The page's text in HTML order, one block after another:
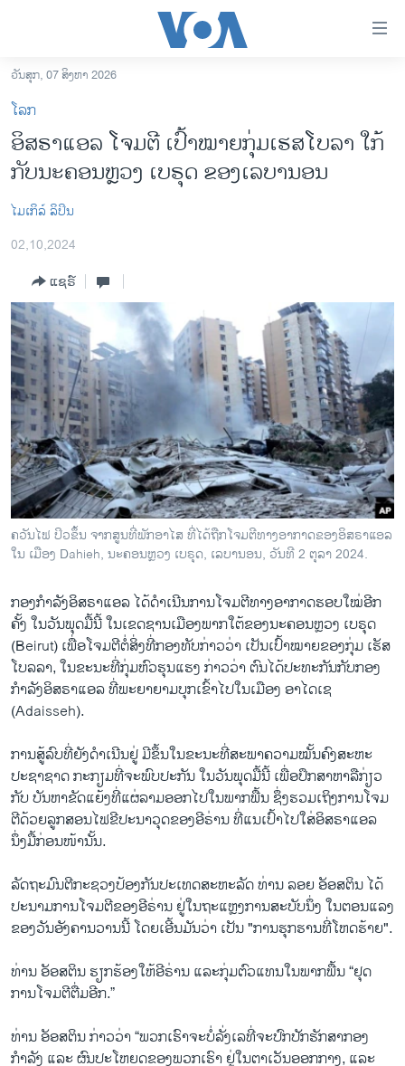
ເຂົ້າ
ຫາ
ຂ້າມ
ຂ້າມ
ຂ້າມ
ຫາ
ຊອກ
ຄົ້ນ
ລາວ
ອາເມຣິກາ
ການເລືອກຕັ້ງ ປະທານາທີບໍດີ ສະຫະລັດ 2024
ໂລກ
ເອເຊຍ
ອິດສະຫຼະພາບດ້ານການຂ່າວ
ຊີວິດຊາວລາວ
ຊຸມຊົນຊາວລາວ
ວິທະຍາສາດ-ເທັກໂນໂລຈີ
ທຸລະກິດ
ພາສາອັງກິດ
ວີດີໂອ
ສຽງ
ລາຍງານ
ຕິດຕາມພວກເຮົາ ທີ່
ພາສາຕ່າງໆ
ວັນສຸກ, 07 ສິງຫາ 2026
ໂລກ
ອິສຣາແອລ ໂຈມຕີ ເປົ້າໝາຍກຸ່ມເຮສໂບລາ ໃກ້
ກັບນະຄອນຫຼວງ ເບຣຸດ ຂອງເລບານອນ
ໄມ​ເກິ​ລ໌ ​ລິ​ປິນ
02,10,2024
ແຊຣ໌
ຄວັນໄຟ ປິວຂຶ້ນ ຈາກສູນທີ່ພັກອາໄສ ທີ່ໄດ້ຖືກໂຈມຕີທາງອາກາດຂອງອິສຣາແອລ
ໃນ ເມືອງ Dahieh, ນະຄອນຫຼວງ ເບຣຸດ, ເລບານອນ, ວັນທີ 2 ຕຸລາ 2024.
ກອງກຳລັງອິສຣາແອລ ໄດ້ດຳເນີນການໂຈມຕີທາງອາກາດຮອບໃໝ່ອີກ
ຄັ້ງ ໃນວັນພຸດມື້ນີ້ ໃນເຂດຊານເມືອງພາກໃຕ້ຂອງນະຄອນຫຼວງ ເບຣຸດ
(Beirut) ເພື່ອໂຈມຕີຕໍ່ສິ່ງທີ່ກອງທັບກ່າວວ່າ ເປັນເປົ້າໝາຍຂອງກຸ່ມ ເຮັສ
ໂບລລາ, ໃນຂະນະທີ່ກຸ່ມຫົວຮຸນແຮງ ກ່າວວ່າ ຕົນໄດ້ປະທະກັນກັບກອງ
ກຳລັງອິສຣາແອລ ທີ່ພະຍາຍາມບຸກເຂົ້າໄປໃນເມືອງ ອາໄດເຊ
(Adaisseh).
ການ​ສູ້​ລົບ​ທີ່ຍັງດຳເນີນຢູ່ ​ມີ​ຂຶ້ນ​ໃນ​ຂະນະ​ທີ່​ສະພາ​ຄວາມ​ໝັ້ນຄົງ​ສະຫະ​
ປະຊາ​ຊາດ​ ກະກຽມ​ທີ່​ຈະ​ພົບ​ປະກັນ​ ໃນ​ວັນ​ພຸດ​ມື້​ນີ້ ​ເພື່ອ​ປຶກສາ​ຫາລື​ກ່ຽວ​
ກັບ ​ບັນຫາຂັດແຍ້ງ​ທີ່​ແຜ່​ລາມ​ອອກ​ໄປ​ໃນ​ພາກພື້ນ ຊຶ່ງ​ຮວມເຖິງ​ການ​ໂຈມ​
ຕີ​ດ້ວຍ​ລູກ​ສອນ​ໄຟ​ຂີ​ປະ​ນາ​ວຸດ​ຂອງ​ອີຣ່ານ ​ທີ່​ແນ​ເປົ້າໄປໃສ່​ອິສຣາ​ແອ​ລ ​
ນຶ່ງ​ມື້ກ່ອນ​ໜ້າ​ນັ້ນ.
ລັດຖະມົນຕີກະຊວງປ້ອງກັນປະເທດສະຫະລັດ ທ່ານ ລອຍ ອັອສຕິນ ໄດ້
ປະນາມການໂຈມຕີຂອງອີຣ່ານ ຢູ່ໃນຖະແຫຼງການສະບັບນຶ່ງ ໃນຕອນແລງ
ຂອງວັນອັງຄານວານນີ້ ໂດຍເອີ້ນມັນວ່າ ເປັນ "ການຮຸກຮານທີ່ໂຫດຮ້າຍ".
ທ່ານ ອັອສຕິນ ຮຽກຮ້ອງໃຫ້ອີຣ່ານ ແລະກຸ່ມຕົວແທນໃນພາກພື້ນ “ຢຸດ
ການໂຈມຕີຕື່ມອີກ.”
ທ່ານ ອັອສຕິນ ກ່າວ​ວ່າ “ພວກ​ເຮົາ​ຈະ​ບໍ່​ລັ່ງ​ເລ​ທີ່​ຈະ​ປົກ​ປັກ​ຮັກສາກອງ​
ກຳລັງ ​ແລະ ຜົນ​ປະ​ໂຫຍ​ດຂອງ​ພວກ​ເຮົາ​ ຢູ່​ໃນ​ຕາ​ເວັນ​ອອກ​ກາງ, ​ແລະ​